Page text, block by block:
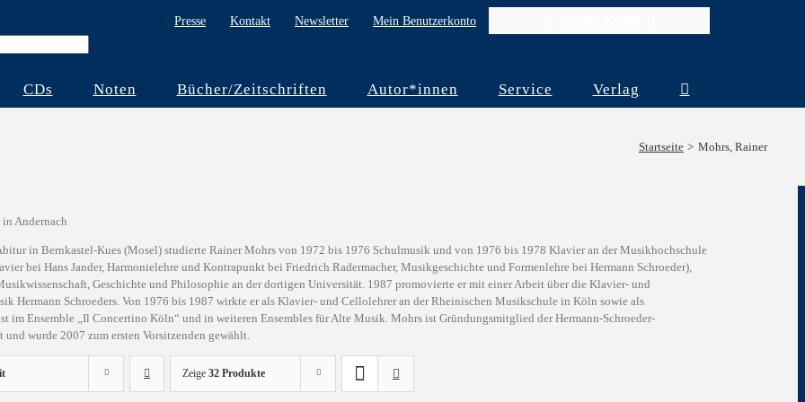
Presse Kontakt Newsletter Mein Benutzerkonto
CDs Noten Bücher/Zeitschriften Autor*innen Service Verlag
Startseite Mohrs, Rainer
Andernach
in Bernkastel-Kues (Mosel) studierte Rainer Mohrs von 1972 bis 1976 Schulmusik und von 1976 bis 1978 Klavier an der Musikhochschule
bei Hans Jander, Harmonielehre und Kontrapunkt bei Friedrich Radermacher, Musikgeschichte und Formenlehre bei Hermann Schroeder),
Geschichte und Philosophie an der dortigen Universität. 1987 promovierte er mit einer Arbeit über die Klavier- und
Hermann Schroeders. Von 1976 bis 1987 wirkte er als Klavier- und Cellolehrer an der Rheinischen Musikschule in Köln sowie als
im Ensemble „Il Concertino Köln“ und in weiteren Ensembles für Alte Musik. Mohrs ist Gründungsmitglied der Hermann-Schroeder-
und wurde 2007 zum ersten Vorsitzenden gewählt.
Zeige 32 Produkte